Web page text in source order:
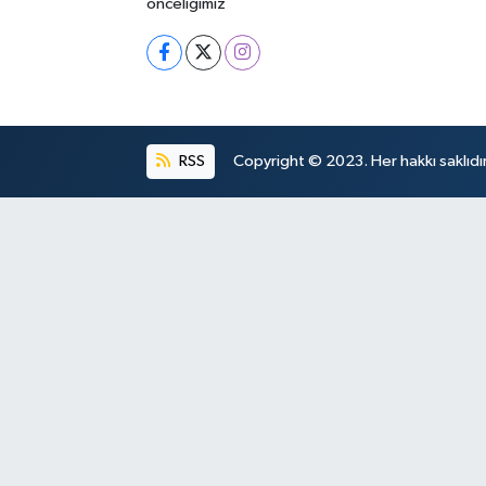
önceliğimiz
RSS Copyright © 2023. Her hakkı